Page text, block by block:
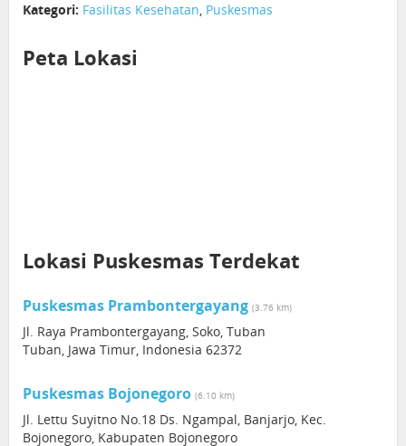
Kategori: Fasilitas Kesehatan, Puskesmas
Peta Lokasi
Lokasi Puskesmas Terdekat
Puskesmas Prambontergayang (3.76 km)
Jl. Raya Prambontergayang, Soko, Tuban
Tuban, Jawa Timur, Indonesia 62372
Puskesmas Bojonegoro (6.10 km)
Jl. Lettu Suyitno No.18 Ds. Ngampal, Banjarjo, Kec.
Bojonegoro, Kabupaten Bojonegoro